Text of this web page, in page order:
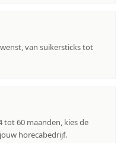
van suikersticks tot
tot 60 maanden, kies de
horecabedrijf.